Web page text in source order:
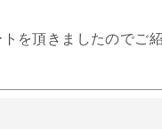
を頂きましたのでご